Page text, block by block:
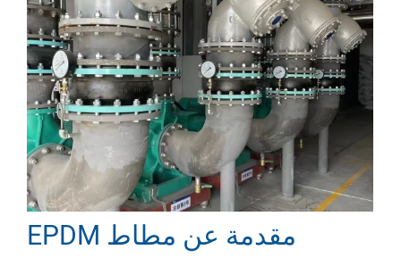
مقدمة عن مطاط EPDM